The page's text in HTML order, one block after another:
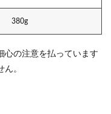
380g
心の注意を払っています
。